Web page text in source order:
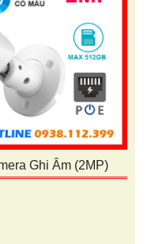
Ghi Âm (2MP)